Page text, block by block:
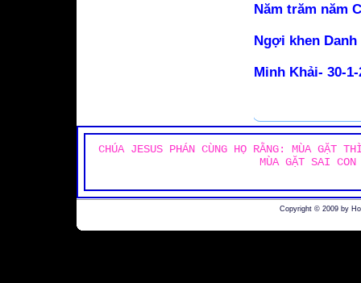
Năm trăm năm
Ngợi khen
Minh Khải- 30-1-
CHÚA JESUS PHÁN CÙNG HỌ RẰNG: MÙA GẶT
MÙA GẶT SAI
Copyright © 2009 by